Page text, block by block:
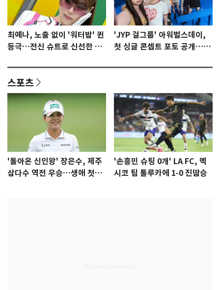
최예나, 노출 없이 '워터밤' 퀸
등극…전신 슈트로 신선한 충
'JYP 걸그룹' 아워벌스데이,
첫 싱글 콘셉트 포토 공개…청
스포츠
'돌아온 신인왕' 장은수, 제주
삼다수 역전 우승…생애 첫승
'손흥민 슈팅 0개' LA FC, 멕
시코 팀 톨루카에 1-0 진땀승